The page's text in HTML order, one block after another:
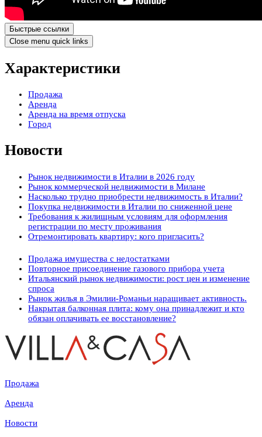
Быстрые ссылки
Close menu quick links
Характеристики
Продажа
Аренда
Аренда на время отпуска
Город
Новости
Рынок недвижимости в Италии в 2026 году
Рынок коммерческой недвижимости в Милане
Насколько трудно приобрести недвижимость в Италии?
Покупка недвижимости в Италии по сниженной цене
Требования к жилищным условиям для оформления
регистрации по месту проживания
Отремонтировать квартиру: кого пригласить?
Продажа имущества с недостатками
Повторное присоединение газового прибора учета
Итальянский рынок недвижимости: рост цен и изменение
спроса
Рынок жилья в Эмилии-Романьи наращивает активность.
Накрытая балконная плита: кому она принадлежит и кто
обязан оплачивать ее восстановление?
Продажа
Аренда
Новости